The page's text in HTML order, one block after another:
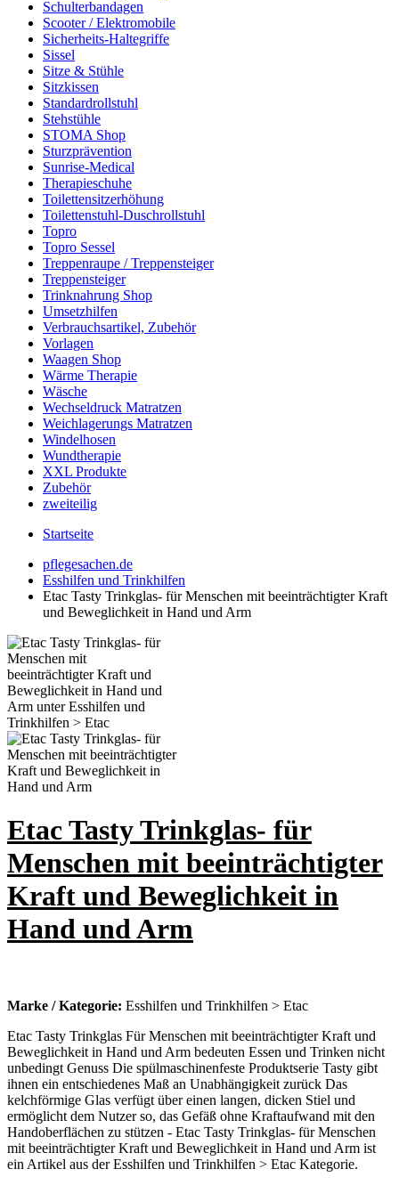
Schulterbandagen
Scooter / Elektromobile
Sicherheits-Haltegriffe
Sissel
Sitze & Stühle
Sitzkissen
Standardrollstuhl
Stehstühle
STOMA Shop
Sturzprävention
Sunrise-Medical
Therapieschuhe
Toilettensitzerhöhung
Toilettenstuhl-Duschrollstuhl
Topro
Topro Sessel
Treppenraupe / Treppensteiger
Treppensteiger
Trinknahrung Shop
Umsetzhilfen
Verbrauchsartikel, Zubehör
Vorlagen
Waagen Shop
Wärme Therapie
Wäsche
Wechseldruck Matratzen
Weichlagerungs Matratzen
Windelhosen
Wundtherapie
XXL Produkte
Zubehör
zweiteilig
Startseite
pflegesachen.de
Esshilfen und Trinkhilfen
Etac Tasty Trinkglas- für Menschen mit beeinträchtigter Kraft
und Beweglichkeit in Hand und Arm
Etac Tasty Trinkglas- für
Menschen mit beeinträchtigter
Kraft und Beweglichkeit in
Hand und Arm
Marke / Kategorie: Esshilfen und Trinkhilfen > Etac
Etac Tasty Trinkglas Für Menschen mit beeinträchtigter Kraft und
Beweglichkeit in Hand und Arm bedeuten Essen und Trinken nicht
unbedingt Genuss Die spülmaschinenfeste Produktserie Tasty gibt
ihnen ein entschiedenes Maß an Unabhängigkeit zurück Das
kelchförmige Glas verfügt über einen langen, dicken Stiel und
ermöglicht dem Nutzer so, das Gefäß ohne Kraftaufwand mit den
Handoberflächen zu stützen - Etac Tasty Trinkglas- für Menschen
mit beeinträchtigter Kraft und Beweglichkeit in Hand und Arm ist
ein Artikel aus der Esshilfen und Trinkhilfen > Etac Kategorie.